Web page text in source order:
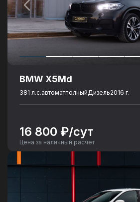
Комфорт
Подогрев сидений
Парктроники
BMW Х5Md
381 л.с.автоматполныйДизель2016 г.
16 800 ₽/сут
Цена за наличный расчет